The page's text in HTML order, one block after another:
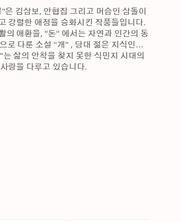
김삼보, 안협집 그리고 머슴인 삼돌이
강렬한 애정을 승화시킨 작품들입니다.
의 애환을, "돈" 에서는 자연과 인간의 동
로 다룬 소설 "개" , 당대 젊은 지식인의
삶의 안착을 찾지 못한 식민지 시대의
랑을 다루고 있습니다.